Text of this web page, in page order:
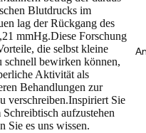
Blutdrucks im
lag der Rückgang des
mmHg.Diese Forschung
die selbst kleine
schnell bewirken können,
Aktivität als
Behandlungen zur
verschreiben.Inspiriert Sie
aufzustehen
Sie es uns wissen.